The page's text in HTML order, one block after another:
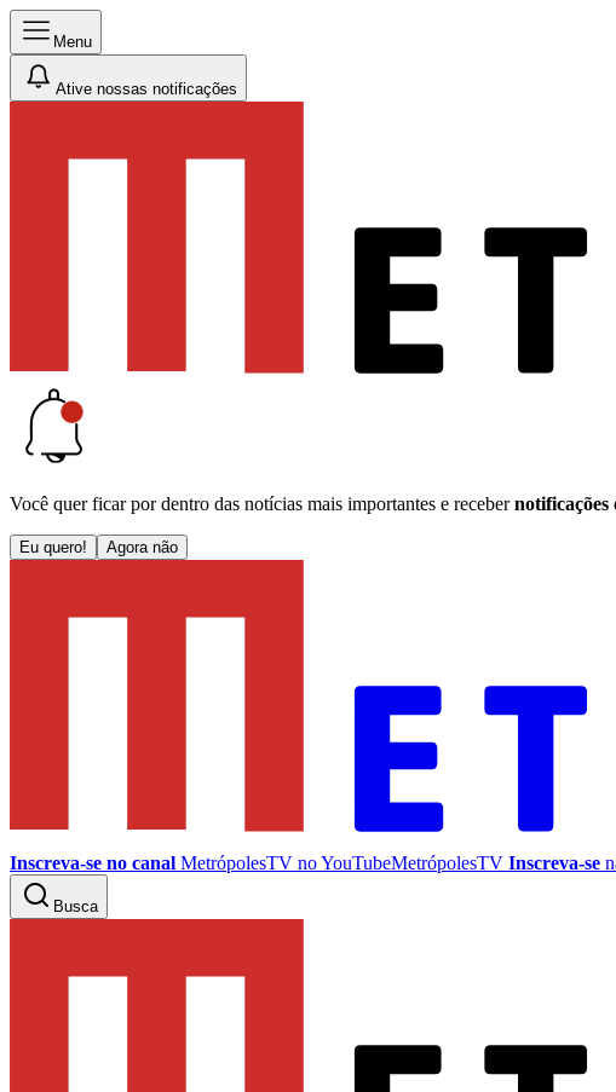
Menu
Ative nossas notificações
Você quer ficar por dentro das notícias mais importantes e receber notificações
Eu quero! Agora não
Inscreva-se no canal MetrópolesTV noYouTubeMetrópolesTV Inscreva-se
Busca